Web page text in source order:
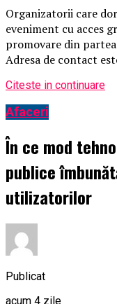
Organizatorii care
eveniment cu acces
promovare din
Adresa de contact
Citeste in continuare
Afaceri
În ce mod
publice
utilizatorilor
Publicat
acum 4 zile